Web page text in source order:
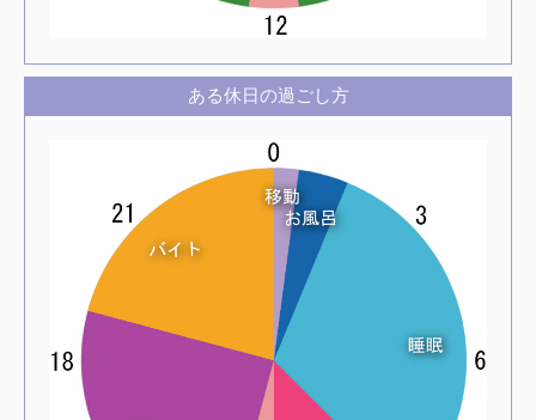
ある休日の過ごし方